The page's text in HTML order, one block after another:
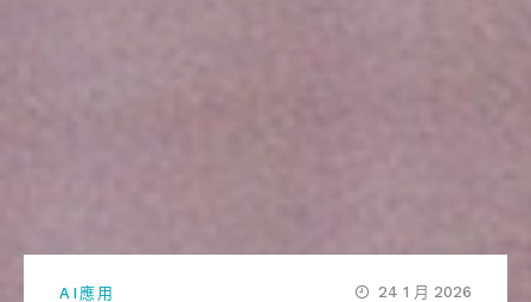
AI應用 24 1 月 2026